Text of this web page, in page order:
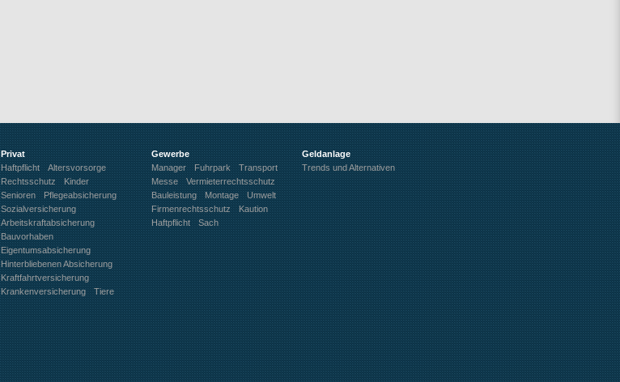
Privat
Haftpflicht
Altersvorsorge
Rechtsschutz
Kinder
Senioren
Pflegeabsicherung
Sozialversicherung
Arbeitskraftabsicherung
Bauvorhaben
Eigentumsabsicherung
Hinterbliebenen Absicherung
Kraftfahrtversicherung
Krankenversicherung
Tiere
Gewerbe
Manager
Fuhrpark
Transport
Messe
Vermieterrechtsschutz
Bauleistung
Montage
Umwelt
Firmenrechtsschutz
Kaution
Haftpflicht
Sach
Geldanlage
Trends und Alternativen